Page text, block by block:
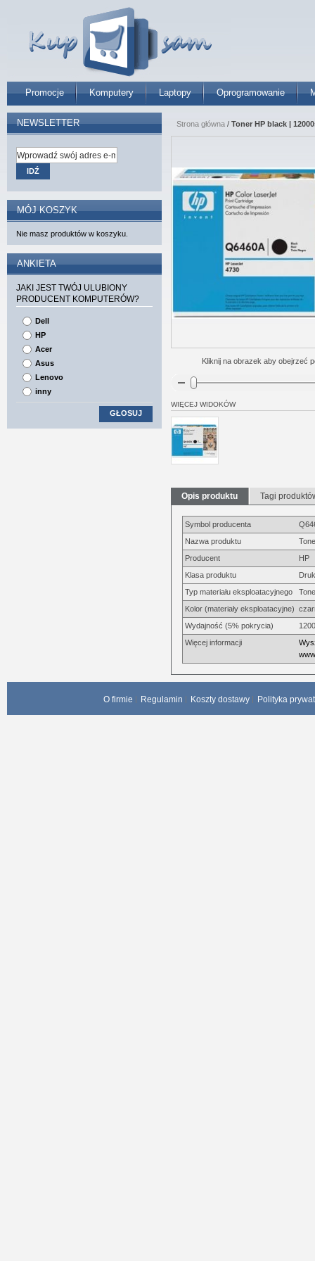
Promocje Komputery Laptopy Oprogramowanie
Strona główna / Toner HP black |
Kliknij na obrazek aby obejrzeć
WIĘCEJ WIDOKÓW
Opis produktu Tagi
Symbol producenta
Nazwa produktu
Producent
HP
Klasa produktu
Typ materiału eksploatacyjnego
Kolor (materiały eksploatacyjne)
Wydajność (5% pokrycia)
Więcej informacji
NEWSLETTER
IDŹ
MÓJ KOSZYK
Nie masz produktów w koszyku.
ANKIETA
JAKI JEST TWÓJ ULUBIONY
PRODUCENT KOMPUTERÓW?
Dell
HP
Acer
Asus
Lenovo
inny
GŁOSUJ
O firmie Regulamin Koszty dostawy Polityka